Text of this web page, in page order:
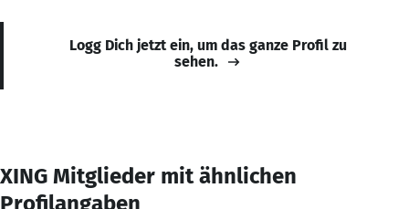
Logg Dich jetzt ein, um das ganze Profil zu
sehen.
XING Mitglieder mit ähnlichen
Profilangaben